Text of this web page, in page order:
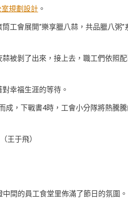
規劃設計 。
工會展開“樂享臘八蒜，共品臘八粥
被剝了出來，接上去，職工們依照
幸福生涯的等待。
成，下戰書4時，工會小分隊將熱騰
王于飛）
間的員工食堂里佈滿了節日的氛圍。